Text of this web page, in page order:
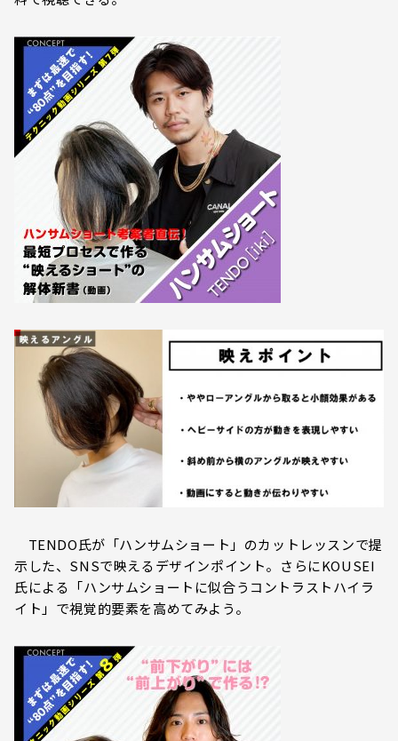
TENDO氏が「ハンサムショート」のカットレッスンで提
示した、SNSで映えるデザインポイント。さらにKOUSEI
氏による「ハンサムショートに似合うコントラストハイラ
イト」で視覚的要素を高めてみよう。